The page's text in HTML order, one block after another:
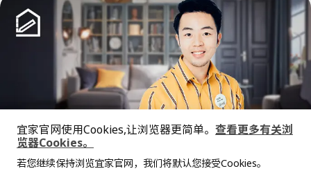
保养说明
可机洗，水温不超过60°C，应选标准洗涤程序。
环境和材料
垫套料:
抱歉，该商品在所选地区暂时缺货。
中文 English
© Inter IKEA Systems B.V. 1999-2026
隐私政策
上海工商 沪公网安备 31010402001069号
价格透明，设计专业，现货供应
宜家官网使用Cookies,让浏览器更简单。 查看更多有关浏
览器Cookies。
若您继续保持浏览宜家官网，我们将默认您接受Cookies。